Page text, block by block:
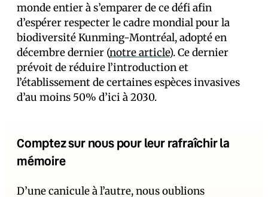
monde entier à s’emparer de ce défi afin
d’espérer respecter le cadre mondial pour la
biodiversité Kunming-Montréal, adopté en
décembre dernier (notre article). Ce dernier
prévoit de réduire l’introduction et
l’établissement de certaines espèces invasives
d’au moins 50% d’ici à 2030.
Comptez sur nous pour leur rafraîchir la
mémoire
D’une canicule à l’autre, nous oublions